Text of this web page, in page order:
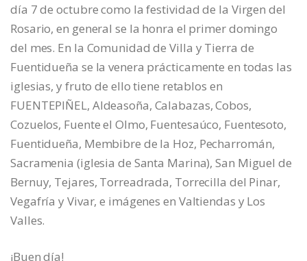
día 7 de octubre como la festividad de la Virgen del
Rosario, en general se la honra el primer domingo
del mes. En la Comunidad de Villa y Tierra de
Fuentidueña se la venera prácticamente en todas las
iglesias, y fruto de ello tiene retablos en
FUENTEPIÑEL, Aldeasoña, Calabazas, Cobos,
Cozuelos, Fuente el Olmo, Fuentesaúco, Fuentesoto,
Fuentidueña, Membibre de la Hoz, Pecharromán,
Sacramenia (iglesia de Santa Marina), San Miguel de
Bernuy, Tejares, Torreadrada, Torrecilla del Pinar,
Vegafría y Vivar, e imágenes en Valtiendas y Los
Valles.
¡Buen día!